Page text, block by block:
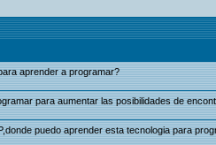
aprender a programar?
para aumentar las posibilidades de
puedo aprender esta tecnologia para